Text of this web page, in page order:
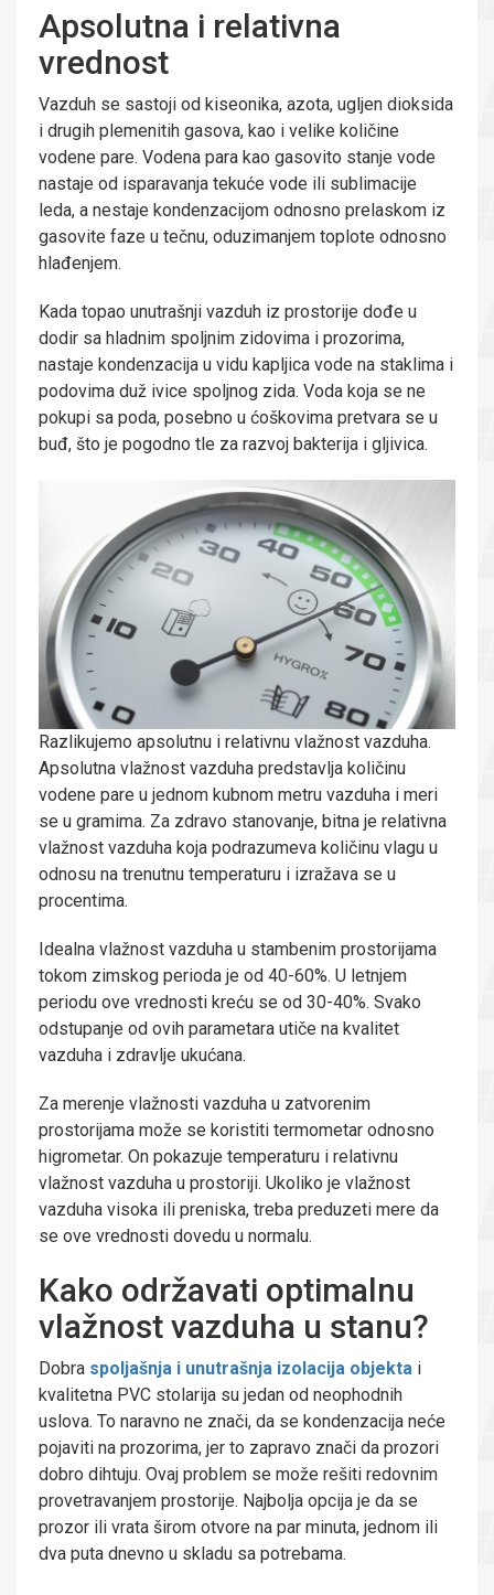
Apsolutna i relativna
vrednost
Vazduh se sastoji od kiseonika, azota, ugljen dioksida
i drugih plemenitih gasova, kao i velike količine
vodene pare. Vodena para kao gasovito stanje vode
nastaje od isparavanja tekuće vode ili sublimacije
leda, a nestaje kondenzacijom odnosno prelaskom iz
gasovite faze u tečnu, oduzimanjem toplote odnosno
hlađenjem.
Kada topao unutrašnji vazduh iz prostorije dođe u
dodir sa hladnim spoljnim zidovima i prozorima,
nastaje kondenzacija u vidu kapljica vode na staklima i
podovima duž ivice spoljnog zida. Voda koja se ne
pokupi sa poda, posebno u ćoškovima pretvara se u
buđ, što je pogodno tle za razvoj bakterija i gljivica.
Razlikujemo apsolutnu i relativnu vlažnost vazduha.
Apsolutna vlažnost vazduha predstavlja količinu
vodene pare u jednom kubnom metru vazduha i meri
se u gramima. Za zdravo stanovanje, bitna je relativna
vlažnost vazduha koja podrazumeva količinu vlagu u
odnosu na trenutnu temperaturu i izražava se u
procentima.
Idealna vlažnost vazduha u stambenim prostorijama
tokom zimskog perioda je od 40-60%. U letnjem
periodu ove vrednosti kreću se od 30-40%. Svako
odstupanje od ovih parametara utiče na kvalitet
vazduha i zdravlje ukućana.
Za merenje vlažnosti vazduha u zatvorenim
prostorijama može se koristiti termometar odnosno
higrometar. On pokazuje temperaturu i relativnu
vlažnost vazduha u prostoriji. Ukoliko je vlažnost
vazduha visoka ili preniska, treba preduzeti mere da
se ove vrednosti dovedu u normalu.
Kako održavati optimalnu
vlažnost vazduha u stanu?
Dobra spoljašnja i unutrašnja izolacija objekta i
kvalitetna PVC stolarija su jedan od neophodnih
uslova. To naravno ne znači, da se kondenzacija neće
pojaviti na prozorima, jer to zapravo znači da prozori
dobro dihtuju. Ovaj problem se može rešiti redovnim
provetravanjem prostorije. Najbolja opcija je da se
prozor ili vrata širom otvore na par minuta, jednom ili
dva puta dnevno u skladu sa potrebama.